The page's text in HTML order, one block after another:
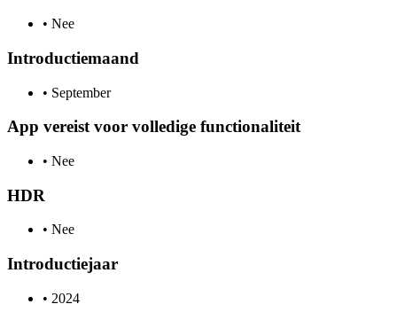
• Nee
Introductiemaand
• September
App vereist voor volledige functionaliteit
• Nee
HDR
• Nee
Introductiejaar
• 2024